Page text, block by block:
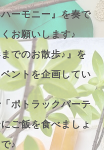
ーモニー』を奏で
お願いします♪
でのお散歩♪』を
ントを企画してい
ポトラックパーテ
ご飯を食べましょ
♪